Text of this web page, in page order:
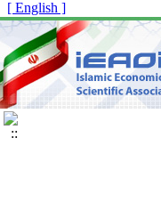
[ English ]